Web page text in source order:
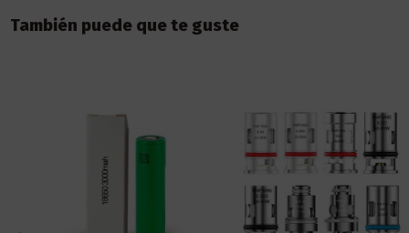
También puede que te guste